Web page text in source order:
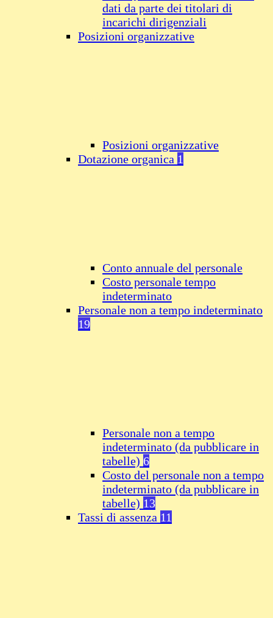
dati da parte dei titolari di
incarichi dirigenziali
Posizioni organizzative
Posizioni organizzative
Dotazione organica 1
Conto annuale del personale
Costo personale tempo
indeterminato
Personale non a tempo indeterminato
19
Personale non a tempo
indeterminato (da pubblicare in
tabelle) 6
Costo del personale non a tempo
indeterminato (da pubblicare in
tabelle) 13
Tassi di assenza 11